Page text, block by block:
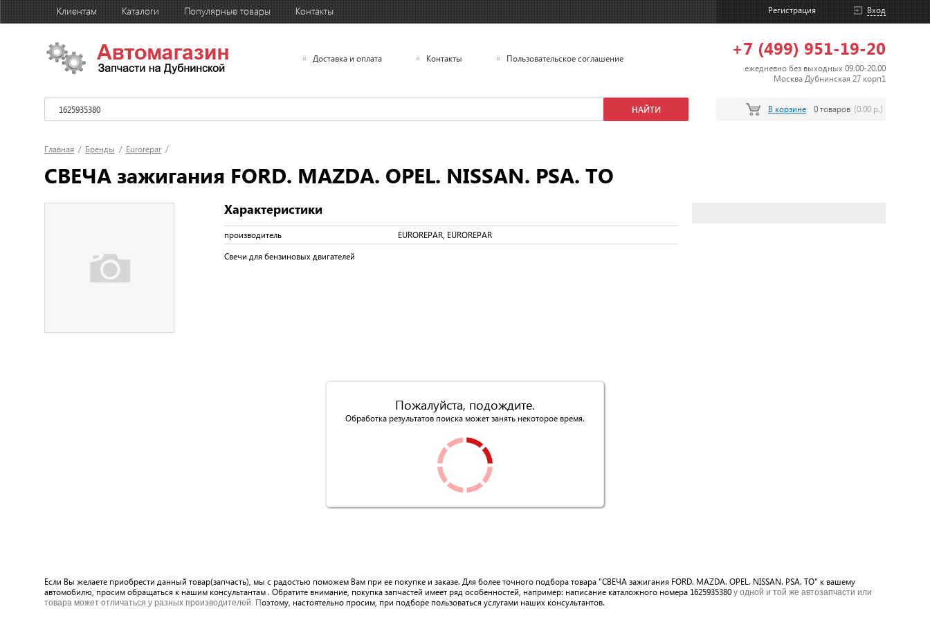
Клиентам Каталоги Популярные товары Контакты Вход
Регистрация
Доставка и оплата Контакты Пользовательское соглашение +7 (499) 951-19-20
ежедневно без выходных 09.00-20.00
Москва Дубнинская 27 корп1
В корзине 0 товаров (0.00 р.)
Главная / Бренды / Eurorepar /
СВЕЧА зажигания FORD. MAZDA. OPEL. NISSAN. PSA. TO
Характеристики
производитель EUROREPAR, EUROREPAR
Свечи для бензиновых двигателей
Пожалуйста, подождите.
Обработка результатов поиска может занять некоторое время.
Если Вы желаете приобрести данный товар(запчасть), мы с радостью поможем Вам при ее покупке и заказе. Для более точного подбора товара "СВЕЧА зажигания FORD. MAZDA. OPEL. NISSAN. PSA. TO" к вашему
автомобилю, просим обращаться к нашим консультантам . Обратите внимание, покупка запчастей имеет ряд особенностей, например: написание каталожного номера 1625935380 у одной и той же автозапчасти или
товара может отличаться у разных производителей. Поэтому, настоятельно просим, при подборе пользоваться услугами наших консультантов.